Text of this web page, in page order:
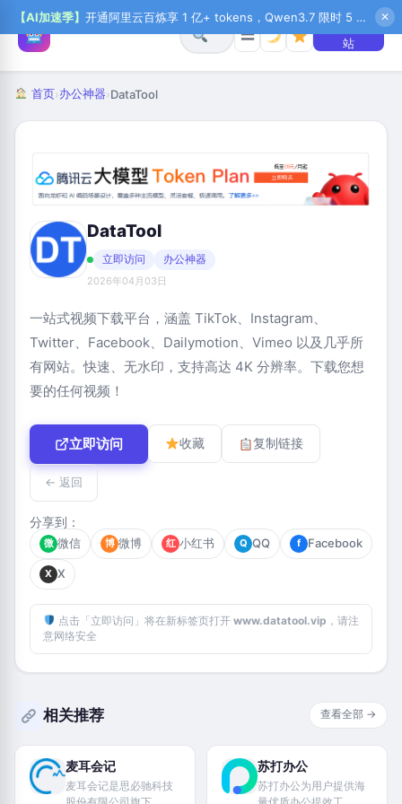
【AI加速季】 开通阿里云百炼享 1 亿+ tokens，Qwen3.7 限时 5 折起，秒悟新注送 1 万积分，加入 OPC 赢百万助力金，QoderWork CN 首月 0 元 ✕
☰
+ 提交网
站
首页›办公神器›DataTool
DataTool
立即访问 办公神器
2026年04月03日
一站式视频下载平台，涵盖 TikTok、Instagram、
Twitter、Facebook、Dailymotion、Vimeo 以及几乎所
有网站。快速、无水印，支持高达 4K 分辨率。下载您想
要的任何视频！
立即访问 收藏 复制链接
← 返回
分享到：
微 微信 博 微博 红 小红书 Q QQ f Facebook
X X
点击「立即访问」将在新标签页打开 www.datatool.vip ，请注
意网络安全
相关推荐 查看全部 →
麦耳会记
麦耳会记是思必驰科技
苏打办公
苏打办公为用户提供海